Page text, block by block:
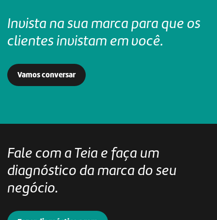
Invista na sua marca para que os
clientes invistam em você.
Vamos conversar
Fale com a Teia e faça um
diagnóstico da marca do seu
negócio.